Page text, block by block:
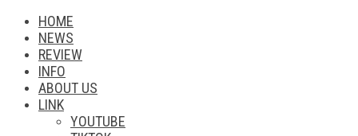
HOME
NEWS
REVIEW
INFO
ABOUT US
LINK
YOUTUBE